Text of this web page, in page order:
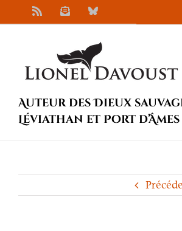
au
NewsletterBluesky
Auteur des Dieux
Léviathan et Port d’Âmes